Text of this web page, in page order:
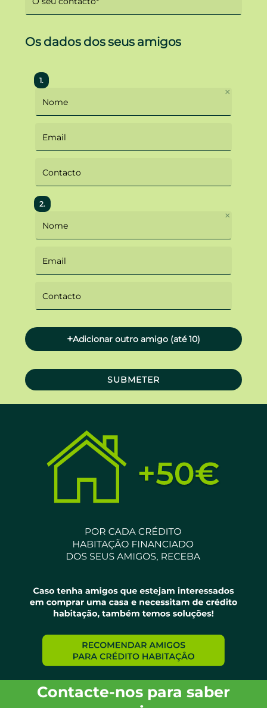
Os dados dos seus amigos
×
×
+Adicionar outro amigo (até 10)
SUBMETER
Contacte-nos para saber